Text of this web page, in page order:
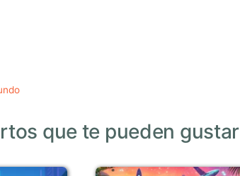
que te pueden gustar